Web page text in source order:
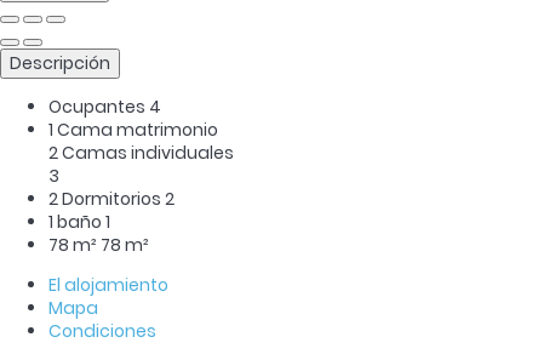
Descripción
Ocupantes 4
1 Cama matrimonio
2 Camas individuales
3
2 Dormitorios 2
1 baño 1
78 m² 78 m²
El alojamiento
Mapa
Condiciones